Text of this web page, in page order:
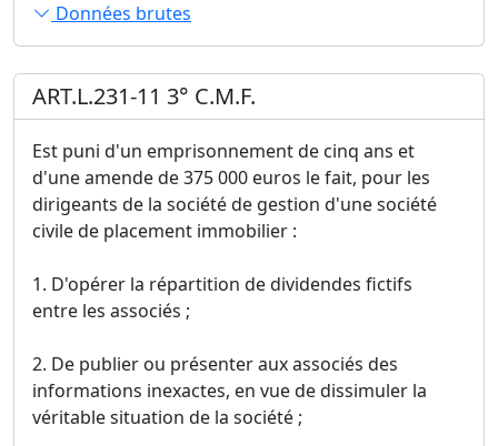
Données brutes
ART.L.231-11 3° C.M.F.
Est puni d'un emprisonnement de cinq ans et
d'une amende de 375 000 euros le fait, pour les
dirigeants de la société de gestion d'une société
civile de placement immobilier :
1. D'opérer la répartition de dividendes fictifs
entre les associés ;
2. De publier ou présenter aux associés des
informations inexactes, en vue de dissimuler la
véritable situation de la société ;